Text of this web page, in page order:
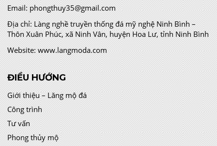
Email: phongthuy35@gmail.com
Địa chỉ:Làng nghề truyền thống đá mỹ nghệ Ninh Bình –
Thôn Xuân Phúc, xã Ninh Vân, huyện Hoa Lư, tỉnh Ninh Bình
Website: www.langmoda.com
ĐIỀU HƯỚNG
Giới thiệu – Lăng mộ đá
Công trình
Tư vấn
Phong thủy mộ